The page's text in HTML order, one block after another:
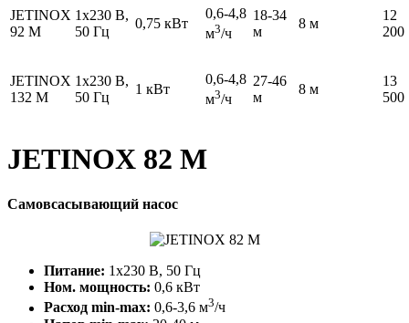
JETINOX
92 M
1x230 В,
50 Гц
0,75 кВт
0,6-4,8
м3/ч
18-34
м
8 м
12
200
JETINOX
132 M
1x230 В,
50 Гц
1 кВт
0,6-4,8
м3/ч
27-46
м
8 м
13
500
JETINOX 82 M
Самовсасывающий насос
Питание: 1x230 В, 50 Гц
Ном. мощность: 0,6 кВт
Расход min-max: 0,6-3,6 м3/ч